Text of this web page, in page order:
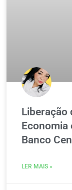
Liberação
Economia
Banco
LER MAIS »